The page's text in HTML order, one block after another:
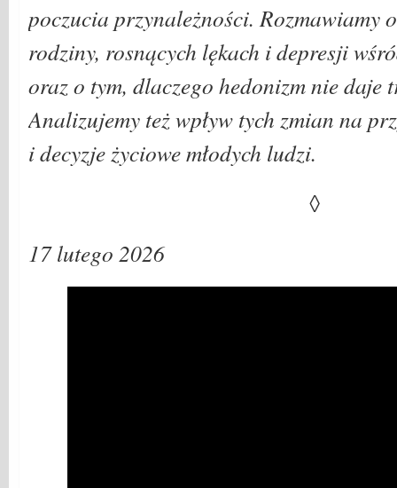
poczucia przynależności. Rozmawiamy
rodziny, rosnących lękach i depresji
oraz o tym, dlaczego hedonizm nie daje
Analizujemy też wpływ tych zmian na
i decyzje życiowe młodych ludzi.
◊
17 lutego 2026